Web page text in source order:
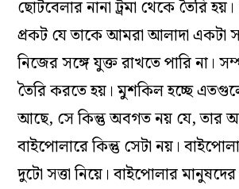
ছোটবেলার নানা ট্রমা থেকে তৈরি
প্রকট যে তাকে আমরা আলাদা একটা
নিজের সঙ্গে যুক্ত রাখতে পারি না।
তৈরি করতে হয়। মুশকিল হচ্ছে
আছে, সে কিন্তু অবগত নয় যে, তার
বাইপোলারে কিন্তু সেটা নয়।
দুটো সত্তা নিয়ে। বাইপোলার মানুষদের